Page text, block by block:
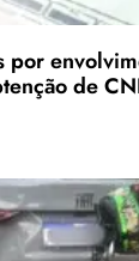
por
de